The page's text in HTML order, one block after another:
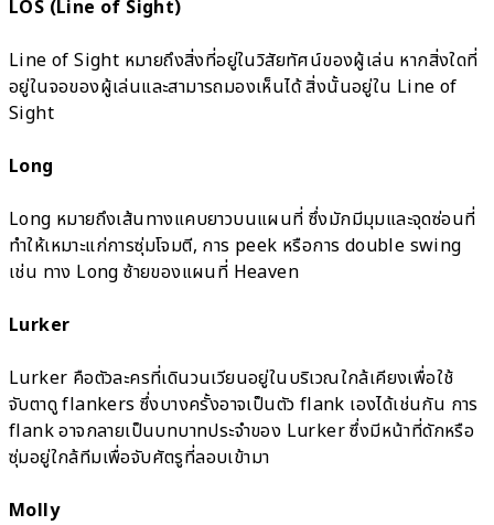
LOS (Line of Sight)
Line of Sight หมายถึงสิ่งที่อยู่ในวิสัยทัศน์ของผู้เล่น หากสิ่งใดที่
อยู่ในจอของผู้เล่นและสามารถมองเห็นได้ สิ่งนั้นอยู่ใน Line of
Sight
Long
Long หมายถึงเส้นทางแคบยาวบนแผนที่ ซึ่งมักมีมุมและจุดซ่อนที่
ทำให้เหมาะแก่การซุ่มโจมตี, การ peek หรือการ double swing
เช่น ทาง Long ซ้ายของแผนที่ Heaven
Lurker
Lurker คือตัวละครที่เดินวนเวียนอยู่ในบริเวณใกล้เคียงเพื่อใช้
จับตาดู flankers ซึ่งบางครั้งอาจเป็นตัว flank เองได้เช่นกัน การ
flank อาจกลายเป็นบทบาทประจำของ Lurker ซึ่งมีหน้าที่ดักหรือ
ซุ่มอยู่ใกล้ทีมเพื่อจับศัตรูที่ลอบเข้ามา
Molly